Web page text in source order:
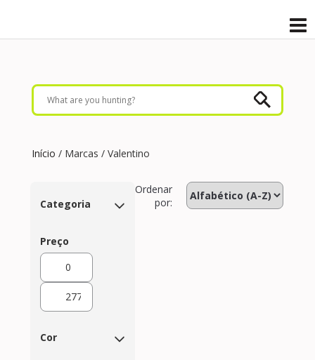
Início / Marcas / Valentino
Categoria
Preço
Cor
Ordenar
por: